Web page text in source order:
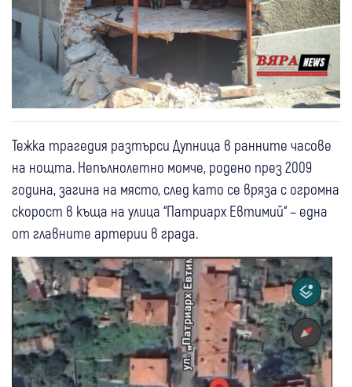
Тежка трагедия разтърси Дупница в ранните часове
на нощта. Непълнолетно момче, родено през 2009
година, загина на място, след като се вряза с огромна
скорост в къща на улица “Патриарх Евтимий“ – една
от главните артерии в града.